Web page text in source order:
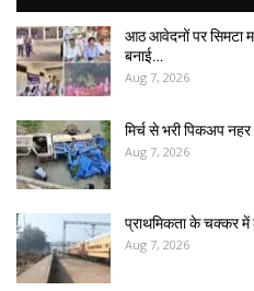
आठ आवेदनों पर सिमटा
बनाई…
Aug 7, 2026
मिर्च से भरी पिकअप नहर
Aug 7, 2026
प्राथमिकता के चक्कर में
Aug 7, 2026